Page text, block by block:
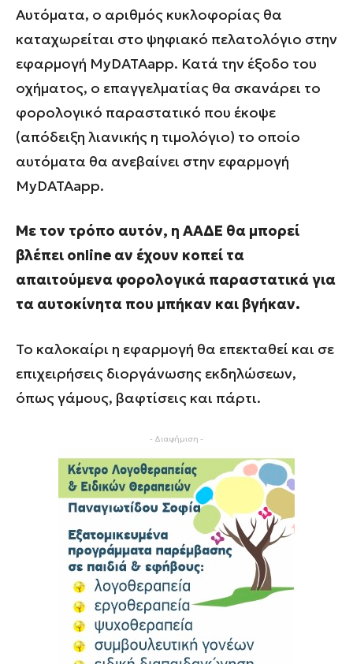
Αυτόματα, ο αριθμός κυκλοφορίας θα
καταχωρείται στο ψηφιακό πελατολόγιο στην
εφαρμογή MyDATAapp. Κατά την έξοδο του
οχήματος, ο επαγγελματίας θα σκανάρει το
φορολογικό παραστατικό που έκοψε
(απόδειξη λιανικής η τιμολόγιο) το οποίο
αυτόματα θα ανεβαίνει στην εφαρμογή
MyDATAapp.
Με τον τρόπο αυτόν, η ΑΑΔΕ θα μπορεί
βλέπει online αν έχουν κοπεί τα
απαιτούμενα φορολογικά παραστατικά για
τα αυτοκίνητα που μπήκαν και βγήκαν.
Το καλοκαίρι η εφαρμογή θα επεκταθεί και σε
επιχειρήσεις διοργάνωσης εκδηλώσεων,
όπως γάμους, βαφτίσεις και πάρτι.
- Διαφήμιση -